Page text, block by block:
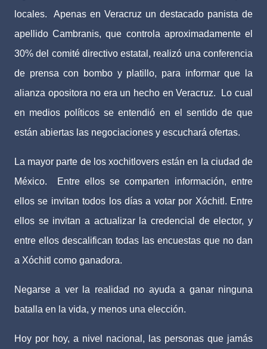
locales.
Apenas en Veracruz un destacado panista de
apellido Cambranis, que controla aproximadamente el
30% del comité directivo estatal, realizó una conferencia
de prensa con bombo y platillo, para informar que la
alianza opositora no era un hecho en Veracruz.
Lo cual
en medios políticos se entendió en el sentido de que
están abiertas las negociaciones y escuchará ofertas.
La mayor parte de los xochitlovers están en la ciudad de
México.
Entre ellos se comparten información, entre
ellos se invitan todos los días a votar por Xóchitl. Entre
ellos se invitan a actualizar la credencial de elector, y
entre ellos descalifican todas las encuestas que no dan
a Xóchitl como ganadora.
Negarse a ver la realidad no ayuda a ganar ninguna
batalla en la vida, y menos una elección.
Hoy por hoy, a nivel nacional, las personas que jamás